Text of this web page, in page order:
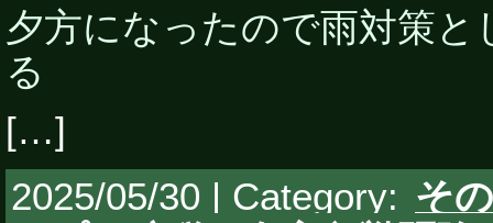
夕方になったので雨対策
る
[…]
2025/05/30 | Category: そ